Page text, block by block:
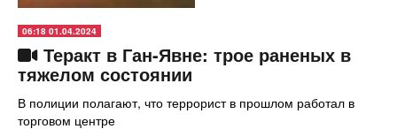
06:18 01.04.2024
Теракт в Ган-Явне: трое раненых в
тяжелом состоянии
В полиции полагают, что террорист в прошлом работал в
торговом центре